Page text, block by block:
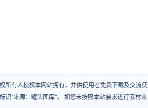
所有人授权本网站拥有，并供使用者免费下载及交流使
“来源：罐头图库”。 如您未按照本站要求进行素材来